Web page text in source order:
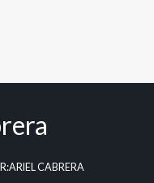
CABRERA